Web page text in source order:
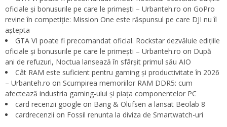
oficiale și bonusurile pe care le primești – Urbanteh.ro on GoPro
revine în competiție: Mission One este răspunsul pe care DJI nu îl
aștepta
GTA VI poate fi precomandat oficial. Rockstar dezvăluie edițiile
oficiale și bonusurile pe care le primești – Urbanteh.ro on După
ani de refuzuri, Noctua lansează în sfârșit primul său AIO
Cât RAM este suficient pentru gaming și productivitate în 2026
– Urbanteh.ro on Scumpirea memoriilor RAM DDR5: cum
afectează industria gaming-ului și piața componentelor PC
card recenzii google on Bang & Olufsen a lansat Beolab 8
cardrecenzii on Fossil renunta la diviza de Smartwatch-uri